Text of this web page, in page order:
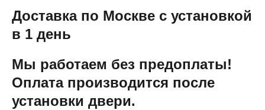
Доставка по Москве с установкой
в 1 день
Мы работаем без предоплаты!
Оплата производится после
установки двери.